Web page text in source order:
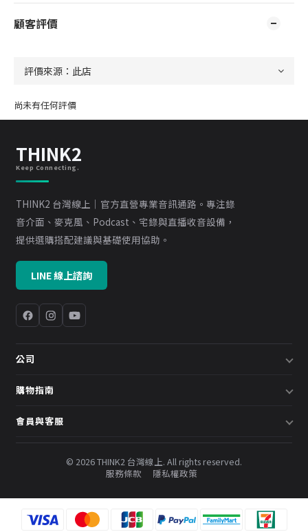
顧客評價
尚未有任何評價
THINK2
Keep Connecting.
THINK2 台灣線上｜官方直營專業音訊通路。專注錄
音介面、麥克風、Podcast、宅錄與直播收音設備，
提供選購搭配建議與基礎使用協助。
LINE 線上諮詢
公司
關於我們
預約諮詢
購物指南
配送說明
常見問題
會員與客服
會員中心
© 2026 THINK2 台灣線上. All rights reserved.
服務條款
隱私權政策